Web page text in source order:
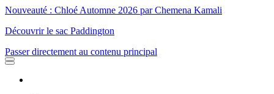
Nouveauté : Chloé Automne 2026 par Chemena Kamali
Découvrir le sac Paddington
Passer directement au contenu principal